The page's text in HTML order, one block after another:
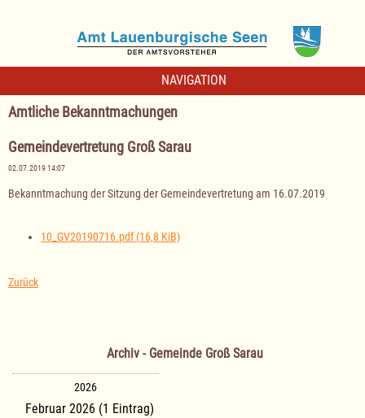
NAVIGATION
Amtliche Bekanntmachungen
Gemeindevertretung Groß Sarau
02.07.2019 14:07
Bekanntmachung der Sitzung der Gemeindevertretung am 16.07.2019
10_GV20190716.pdf(16,8 KiB)
Zurück
Archiv - Gemeinde Groß Sarau
2026
Februar 2026 (1 Eintrag)